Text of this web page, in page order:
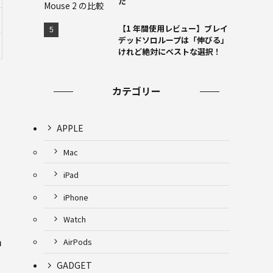
【1 年間使用レビュー】ブレイ
デッドソロループは「伸びる」
けれど絶対にベストな選択！
カテゴリー
APPLE
Mac
iPad
iPhone
Watch
AirPods
GADGET